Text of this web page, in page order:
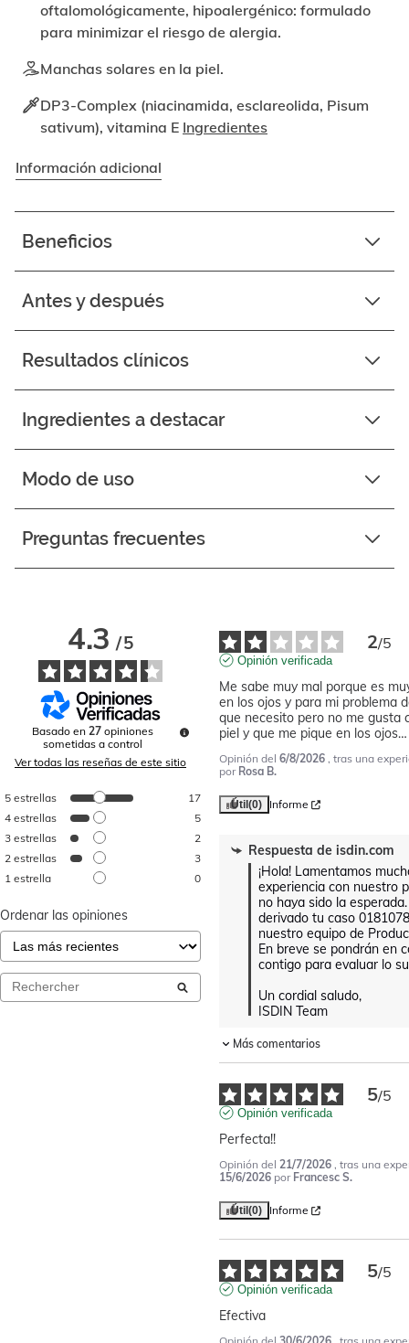
oftalomológicamente, hipoalergénico: formulado
para minimizar el riesgo de alergia.
Manchas solares en la piel.
DP3-Complex (niacinamida, esclareolida, Pisum
sativum), vitamina E Ingredientes
Información adicional
Beneficios
Antes y después
Resultados clínicos
Ingredientes a destacar
Modo de uso
Preguntas frecuentes
4.3/5
Basado en 27 opiniones
sometidas a control
Ver todas las reseñas de este sitio
5 estrellas
17
4 estrellas
5
3 estrellas
2
2 estrellas
3
1 estrella 0
Ordenar las opiniones
2/5
Opinión verificada
Me sabe muy mal porque es
en los ojos y para mi problema
que necesito pero no me gusta
piel y que me pique en los ojos…
Opinión del 6/8/2026 , tras una
por Rosa B.
Útil (0) Informe
Respuesta de isdin.com
¡Hola! Lamentamos
experiencia con nuestro
no haya sido la
derivado tu caso
nuestro equipo de
En breve se pondrán en
contigo para evaluar lo
Un cordial saludo,
ISDIN Team
Más comentarios
5/5
Opinión verificada
Perfecta!!
Opinión del 21/7/2026 , tras una
15/6/2026 por Francesc S.
Útil (0) Informe
5/5
Opinión verificada
Efectiva